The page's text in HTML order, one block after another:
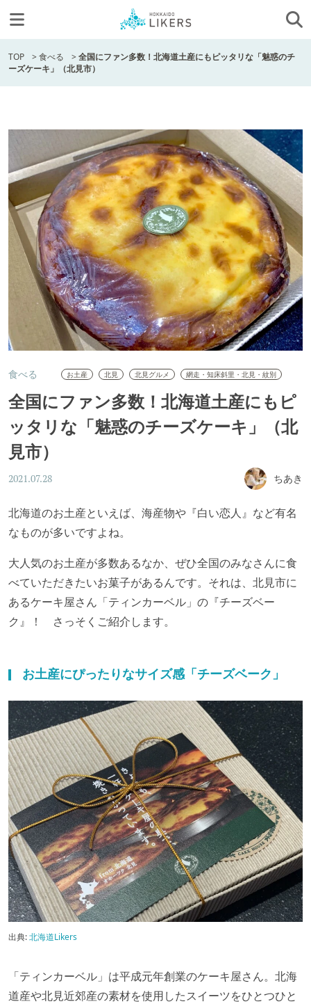
TOP >食べる >全国にファン多数！北海道土産にもピッタリな「魅惑のチ
ーズケーキ」（北見市）
食べる お土産 北見 北見グルメ 網走・知床斜里・北見・紋別
全国にファン多数！北海道土産にもピ
ッタリな「魅惑のチーズケーキ」（北
見市）
2021.07.28 ちあき
北海道のお土産といえば、海産物や『白い恋人』など有名
なものが多いですよね。
大人気のお土産が多数あるなか、ぜひ全国のみなさんに食
べていただきたいお菓子があるんです。それは、北見市に
あるケーキ屋さん「ティンカーベル」の『チーズベー
ク』！ さっそくご紹介します。
お土産にぴったりなサイズ感「チーズベーク」
出典:北海道Likers
「ティンカーベル」は平成元年創業のケーキ屋さん。北海
道産や北見近郊産の素材を使用したスイーツをひとつひと